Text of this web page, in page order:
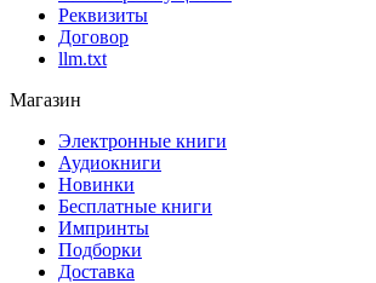
Реквизиты
Договор
llm.txt
Магазин
Электронные книги
Аудиокниги
Новинки
Бесплатные книги
Импринты
Подборки
Доставка